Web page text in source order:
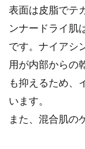
表面は皮脂でテ
ンナードライ肌
です。ナイアシ
用が内部からの
も抑えるため、
います。
また、混合肌の